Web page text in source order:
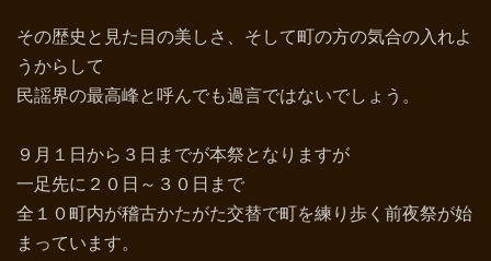
その歴史と見た目の美しさ、そして町の方の気合の入れよ
うからして
民謡界の最高峰と呼んでも過言ではないでしょう。
９月１日から３日までが本祭となりますが
一足先に２０日～３０日まで
全１０町内が稽古かたがた交替で町を練り歩く前夜祭が始
まっています。